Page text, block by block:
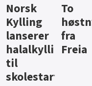
Knalltall
for Açai
Bowl
Aass vil
bli
i lite-